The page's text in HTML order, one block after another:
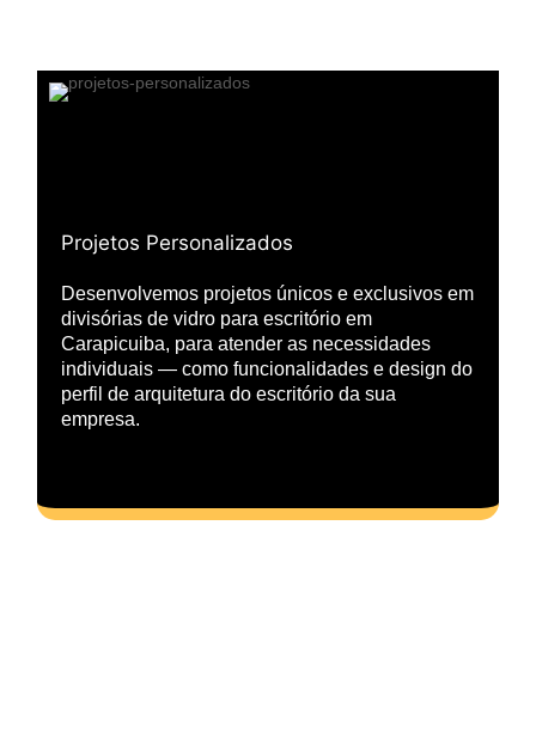
Projetos Personalizados
Desenvolvemos projetos únicos e exclusivos em
divisórias de vidro para escritório em
Carapicuiba, para atender as necessidades
individuais — como funcionalidades e design do
perfil de arquitetura do escritório da sua
empresa.